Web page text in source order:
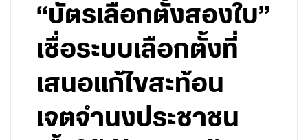
“บัตรเลือกตั้งสองใบ”
เชื่อระบบเลือกตั้งที่
เสนอแก้ไขสะท้อน
เจตจำนงประชาชน